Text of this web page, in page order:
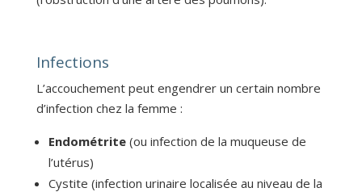
Infections
L’accouchement peut engendrer un certain nombre
d’infection chez la femme :
Endométrite(ou infection de la muqueuse de
l’utérus)
Cystite (infection urinaire localisée au niveau de la